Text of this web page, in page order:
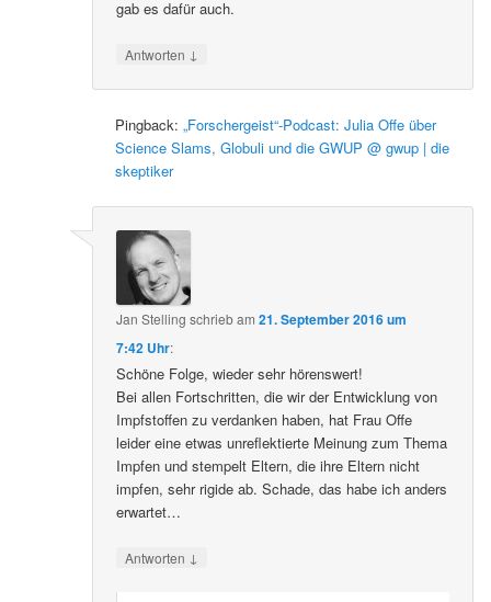
gab es dafür auch.
Antworten ↓
Pingback:„Forschergeist“-Podcast: Julia Offe über
Science Slams, Globuli und die GWUP @ gwup | die
skeptiker
Jan Stelling schriebam21. September 2016 um
7:42 Uhr:
Schöne Folge, wieder sehr hörenswert!
Bei allen Fortschritten, die wir der Entwicklung von
Impfstoffen zu verdanken haben, hat Frau Offe
leider eine etwas unreflektierte Meinung zum Thema
Impfen und stempelt Eltern, die ihre Eltern nicht
impfen, sehr rigide ab. Schade, das habe ich anders
erwartet…
Antworten ↓